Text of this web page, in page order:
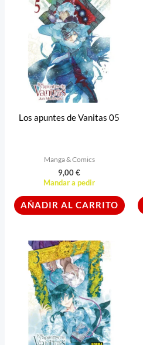
Los apuntes de Vanitas 05
Manga & Comics
9,00€
Mandar a pedir
AÑADIR AL CARRITO